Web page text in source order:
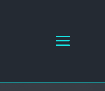
Menu